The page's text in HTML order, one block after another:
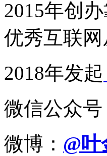
2015年创
优秀互联
2018年发起
微信公众号
微博： @